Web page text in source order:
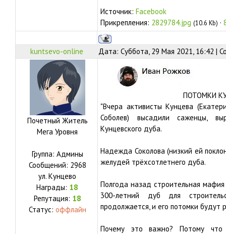
Источник: Facebook
Прикрепления: 2829784.jpg (10.6 Kb) ·
kuntsevo-online Дата: Суббота, 29 Мая 2021, 16:42 |
Почетный Житель
Мега Уровня
Группа: Админы
Сообщений: 2968
ул. Кунцево
Награды: 18
Репутация: 18
Статус: оффлайн
ПОТОМКИ
"Вчера активисты Кунцева
Соболев) высадили саженцы,
Кунцевского дуба.
Надежда Соколова (низкий ей
желудей трёхсотлетнего дуба.
Полгода назад строительная
300-летний дуб для
продолжается, и его потомки будут
Почему это важно? Потому что